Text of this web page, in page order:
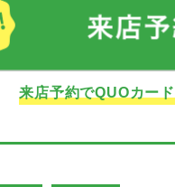
来店予約でQUOカー